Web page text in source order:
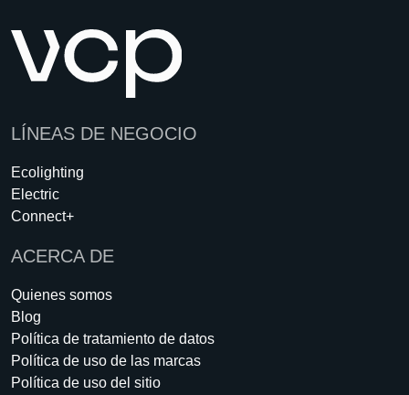
LÍNEAS DE NEGOCIO
Ecolighting
Electric
Connect+
ACERCA DE
Quienes somos
Blog
Política de tratamiento de datos
Política de uso de las marcas
Política de uso del sitio